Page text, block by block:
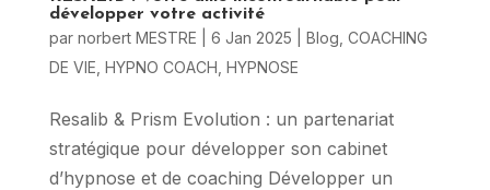
développer votre activité
par norbert MESTRE 6 Jan 2025 Blog COACHING
DE VIE HYPNO COACH HYPNOSE
Resalib & Prism Evolution : un partenariat
stratégique pour développer son cabinet
d’hypnose et de coaching Développer un